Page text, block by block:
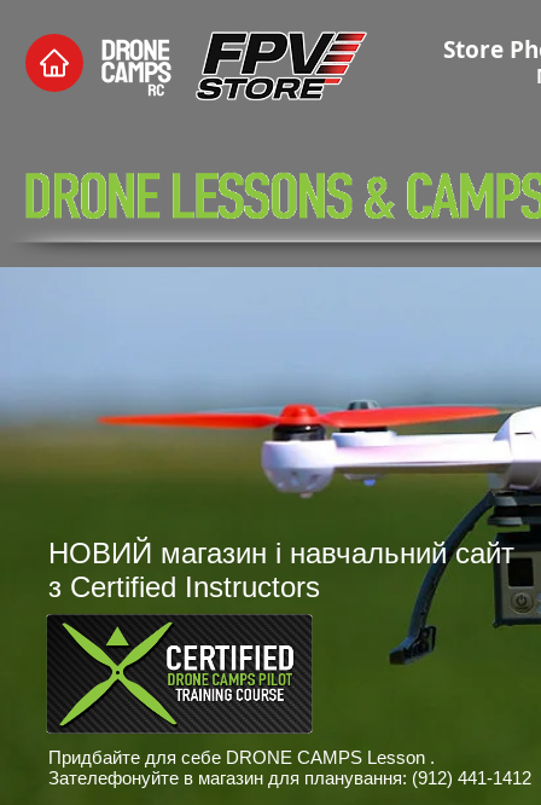
Store
НОВИЙ магазин і навчальний сайт
з Certified Instructors
Придбайте для себе DRONE CAMPS Lesson .
Зателефонуйте в магазин для планування: (912) 441-1412